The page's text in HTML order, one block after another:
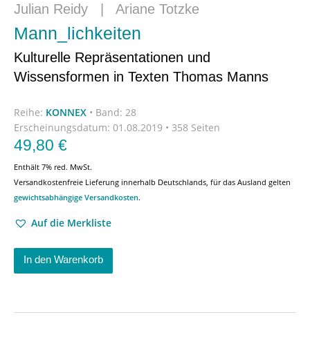
Julian Reidy | Ariane Totzke
Mann_lichkeiten
Kulturelle Repräsentationen und
Wissensformen in Texten Thomas Manns
Reihe: KONNEX • Band: 28
Erscheinungsdatum: 01.08.2019 • 358 Seiten
49,80 €
Enthält 7% red. MwSt.
Versandkostenfreie Lieferung innerhalb Deutschlands, für das Ausland gelten
gewichtsabhängige Versandkosten.
Auf die Merkliste
In den Warenkorb